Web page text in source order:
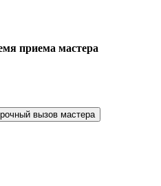
приема мастера
вызов мастера